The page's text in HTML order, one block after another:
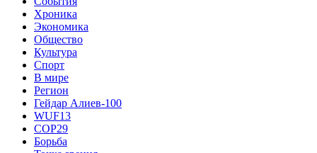
Хроника
Экономика
Общество
Культура
Спорт
В мире
Регион
Гейдар Алиев-100
WUF13
COP29
Борьба